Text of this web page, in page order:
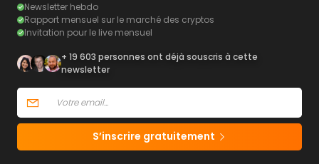
Newsletter hebdo
Rapport mensuel sur le marché des cryptos
Invitation pour le live mensuel
+ 19 603 personnes ont déjà souscris à cette
newsletter
S’inscrire gratuitement